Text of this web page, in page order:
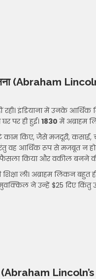
(Abraham
इंडियाना में उनके
पर ही हुई। 1830 में अब्राहम
किए, जैसे मजदूरी, कसाई,
वह आर्थिक रूप से मजबूत न
फैसला किया और वकील बनने
ली। अब्राहम लिंकन
ने उन्हें $25 दिए